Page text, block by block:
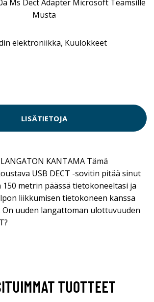
elektroniikka, Kuulokkeet
LISÄTIETOJA
KANTAMA Tämä
USB DECT -sovitin pitää sinut
150 metrin päässä tietokoneeltasi ja
liikkumisen tietokoneen kanssa
On uuden langattoman ulottuvuuden
TUOTTEET